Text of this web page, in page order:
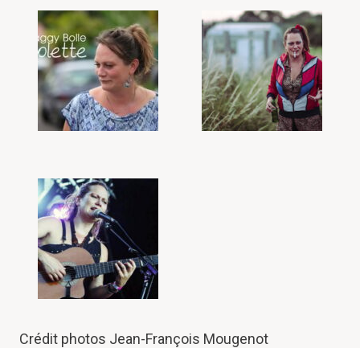
Crédit photos Jean-François Mougenot